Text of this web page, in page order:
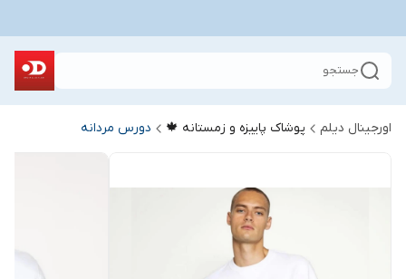
جستجو
اورجینال دیلم پوشاک پاییزه و زمستانه 🍁 دورس مردانه